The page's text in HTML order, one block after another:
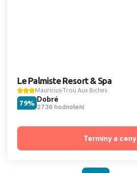
Le Palmiste Resort & Spa
Maurícius Trou Aux Biches
Dobré
2736 hodnotení
79%
Termíny a ceny